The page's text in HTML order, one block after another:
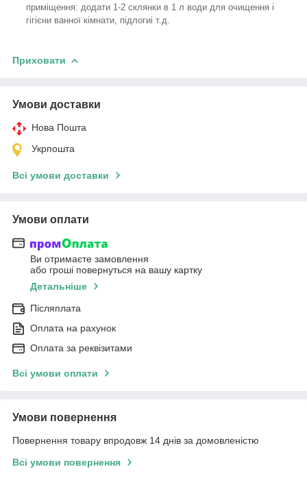
приміщення: додати 1-2 склянки в 1 л води для очищення і
гігієни ванної кімнати, підлогиі т.д.
Приховати
Умови доставки
Нова Пошта
Укрпошта
Всі умови доставки
Умови оплати
Ви отримаєте замовлення
або гроші повернуться на вашу картку
Детальніше
Післяплата
Оплата на рахунок
Оплата за реквізитами
Всі умови оплати
Умови повернення
Повернення товару впродовж 14 днів за домовленістю
Всі умови повернення